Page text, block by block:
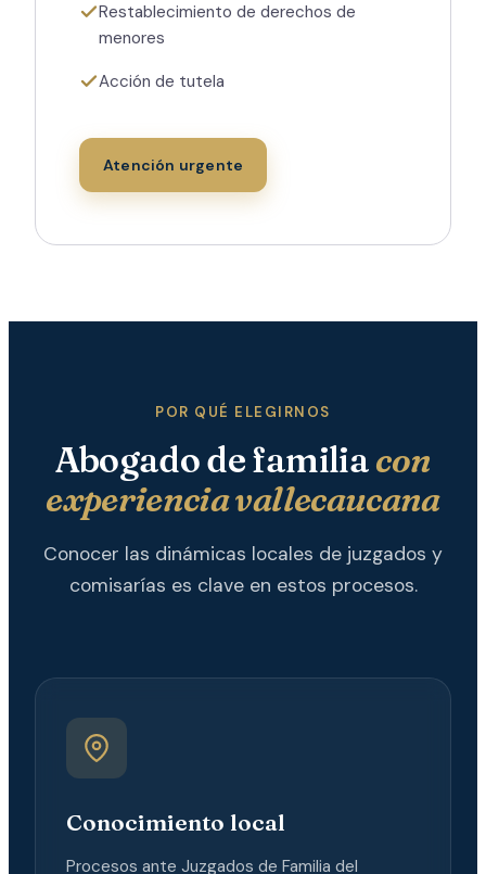
Restablecimiento de derechos de
menores
Acción de tutela
Atención urgente
POR QUÉ ELEGIRNOS
Abogado de familiacon
experiencia vallecaucana
Conocer las dinámicas locales de juzgados y
comisarías es clave en estos procesos.
Conocimiento local
Procesos ante Juzgados de Familia del